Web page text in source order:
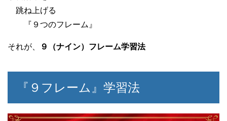
跳ね上げる
『９つのフレーム』
それが、 ９（ナイン）フレーム学習法
『９フレーム』学習法